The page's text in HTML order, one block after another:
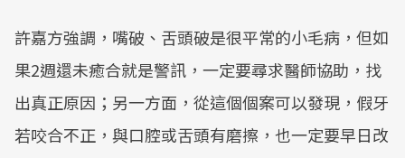
許嘉方強調，嘴破、舌頭破是很平常的小毛病，但如
果2週還未癒合就是警訊，一定要尋求醫師協助，找
出真正原因；另一方面，從這個個案可以發現，假牙
若咬合不正，與口腔或舌頭有磨擦，也一定要早日改